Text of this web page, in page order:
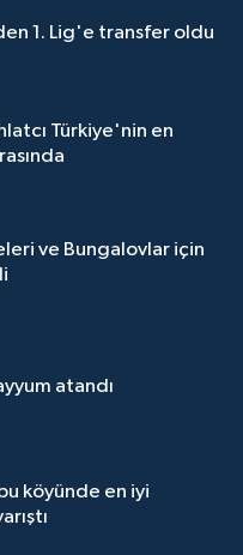
1. Lig'e transfer oldu
Türkiye'nin en
ve Bungalovlar için
atandı
köyünde en iyi